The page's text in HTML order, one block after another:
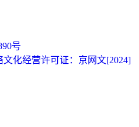
号
文化经营许可证：京网文[2024]